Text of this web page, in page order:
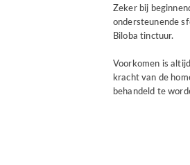
Zeker bij
ondersteunende
Biloba tinctuur.
Voorkomen is
kracht van de
behandeld te